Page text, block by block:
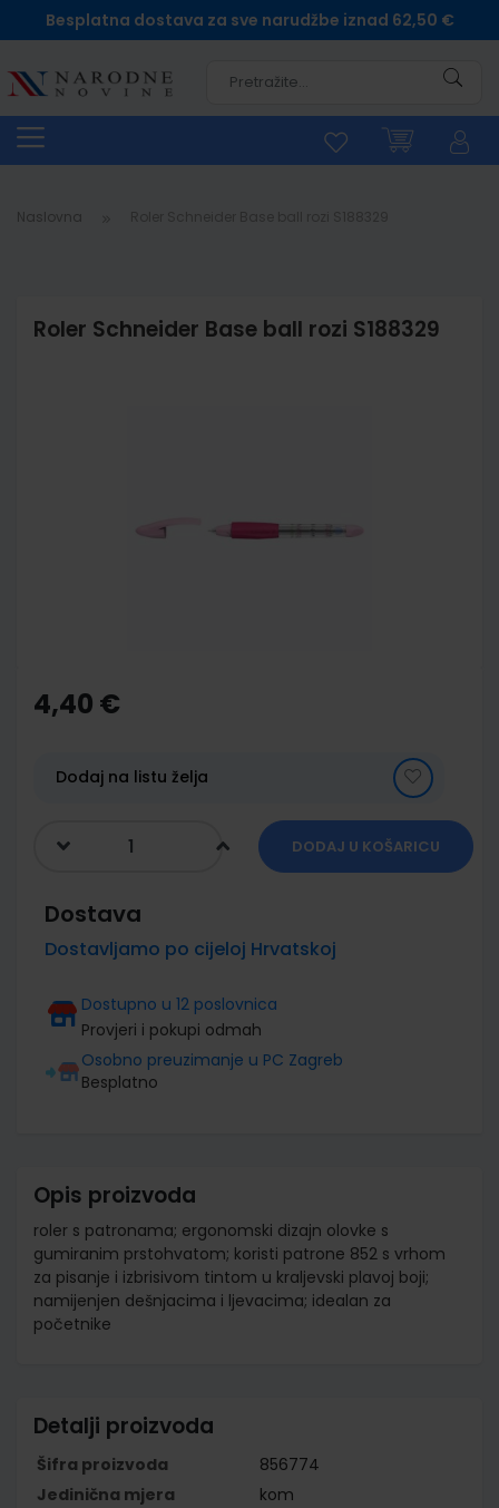
Besplatna dostava za sve narudžbe iznad 62,50 €
Naslovna
Roler Schneider Base ball rozi S188329
the
beginning
gallery
4,40 €
Dodaj na listu želja
DODAJ U KOŠARICU
Dostava
Dostavljamo po cijeloj Hrvatskoj
Dostupno u 12 poslovnica
Provjeri i pokupi odmah
Osobno preuzimanje u PC Zagreb
Besplatno
Opis proizvoda
roler s patronama; ergonomski dizajn olovke s
gumiranim prstohvatom; koristi patrone 852 s vrhom
za pisanje i izbrisivom tintom u kraljevski plavoj boji;
namijenjen dešnjacima i ljevacima; idealan za
početnike
Detalji proizvoda
Šifra proizvoda
856774
Jedinična mjera
kom